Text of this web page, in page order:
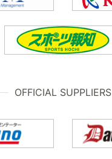
OFFICIAL SUPPLIERS